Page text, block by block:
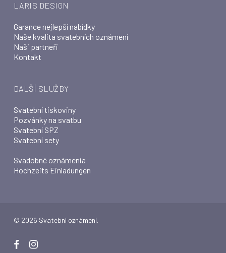
LARIS DESIGN
Garance nejlepší nabídky
Naše kvalita svatebních oznámení
Naši partneři
Kontakt
DALŠÍ SLUŽBY
Svatební tiskoviny
Pozvánky na svatbu
Svatební SPZ
Svatební sety
Svadobné oznámenia
Hochzeits Einladungen
© 2026 Svatební oznámení.
facebookinstagram